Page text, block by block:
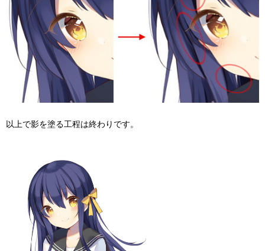
以上で影を塗る工程は終わりです。